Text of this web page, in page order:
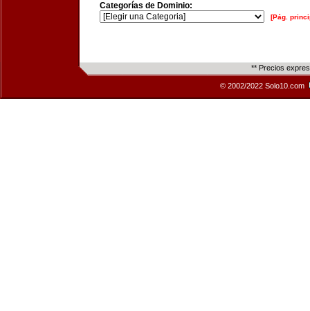
Categorías de Dominio:
[Pág.
** Precios
© 2002/2022 Solo10.com